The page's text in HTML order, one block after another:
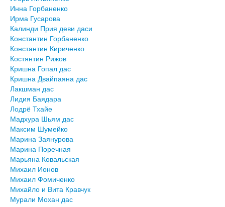
Инна Горбаненко
Ирма Гусарова
Калинди Прия деви даси
Константин Горбаненко
Константин Кириченко
Костянтин Рижов
Кришна Гопал дас
Кришна Двайпаяна дас
Лакшман дас
Лидия Баядара
Лодрё Тхайе
Мадхура Шьям дас
Максим Шумейко
Марина Заянурова
Марина Поречная
Марьяна Ковальская
Михаил Ионов
Михаил Фомиченко
Михайло и Вита Кравчук
Мурали Мохан дас